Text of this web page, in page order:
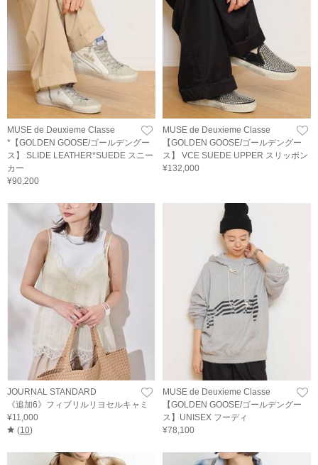
MUSE de Deuxieme Classe
*【GOLDEN GOOSE/ゴールデングー
ス】 SLIDE LEATHER*SUEDE スニー
カー
¥90,200
MUSE de Deuxieme Classe
【GOLDEN GOOSE/ゴールデングー
ス】 VCE SUEDE UPPER スリッポン
¥132,000
JOURNAL STANDARD
《追加6》フィブリルリヨセルキャミ
¥11,000
(10)
MUSE de Deuxieme Classe
【GOLDEN GOOSE/ゴールデングー
ス】UNISEX フーディ
¥78,100